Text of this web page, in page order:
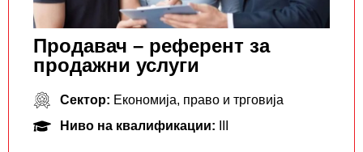
Продавач – референт за
продажни услуги
Сектор: Економија, право и трговија
Ниво на квалификации: